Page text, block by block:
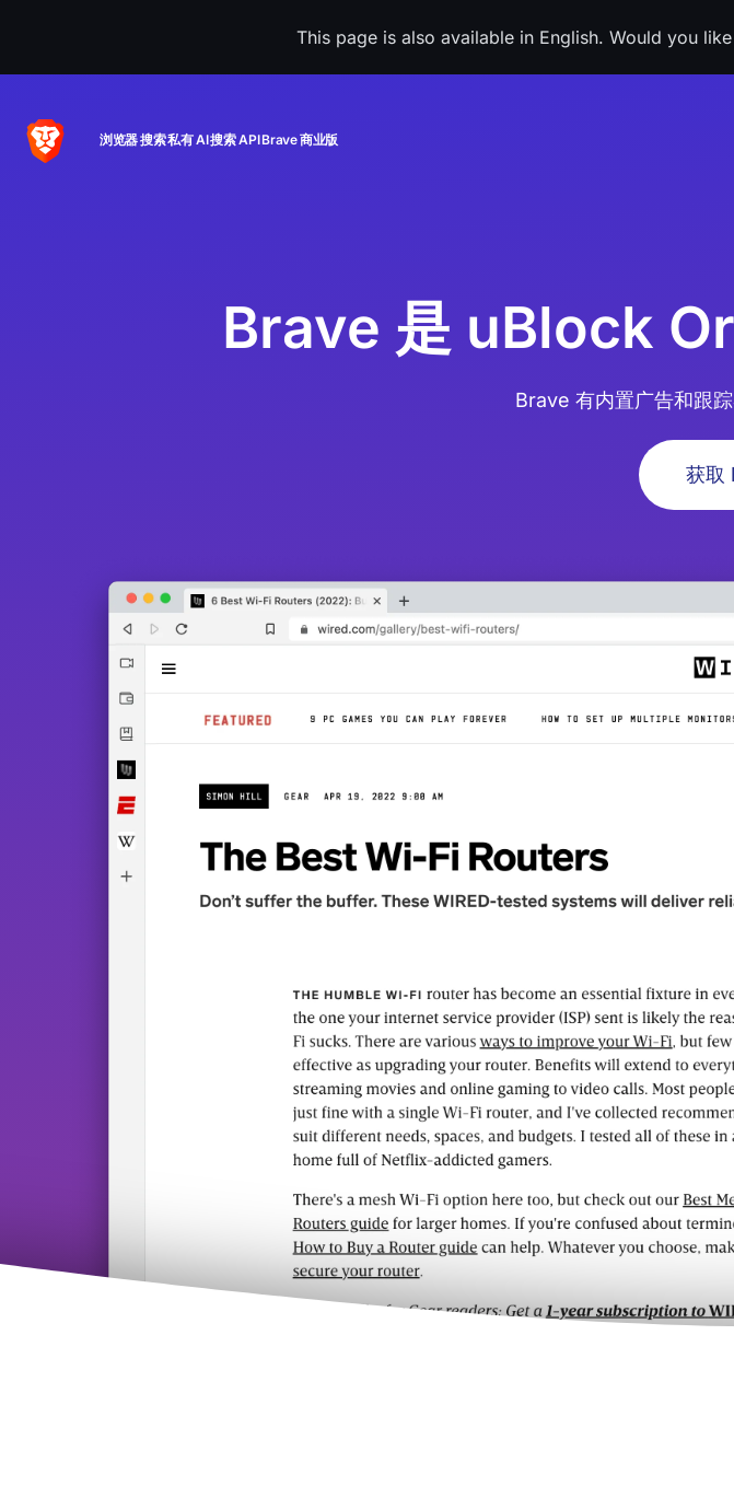
This page is also available in English. Would you
浏览器搜索私有 AI搜索 APIBrave 商业版
Brave 是 uBlock
Brave 有内置广告和跟
获取